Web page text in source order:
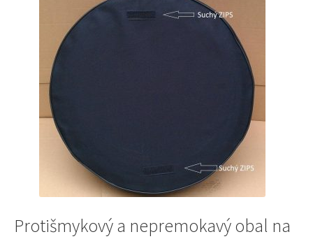
Protišmykový a nepremokavý obal na